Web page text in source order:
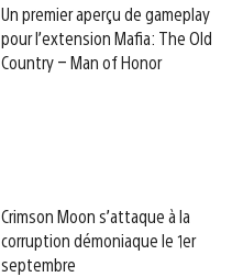
Un premier aperçu de gameplay
pour l’extension Mafia: The Old
Country – Man of Honor
Crimson Moon s’attaque à la
corruption démoniaque le 1er
septembre